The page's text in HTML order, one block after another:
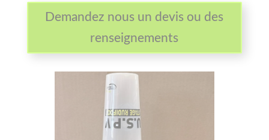
Demandez nous un devis ou des
renseignements